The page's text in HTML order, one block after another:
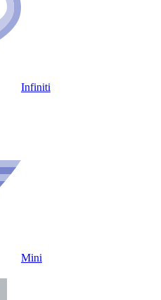
Infiniti
Mini